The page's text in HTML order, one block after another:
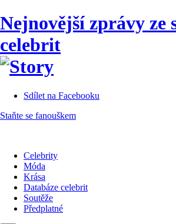
Nejnovější zprávy ze
celebrit
Sdílet na Facebooku
Staňte se fanouškem
Celebrity
Móda
Krása
Databáze celebrit
Soutěže
Předplatné